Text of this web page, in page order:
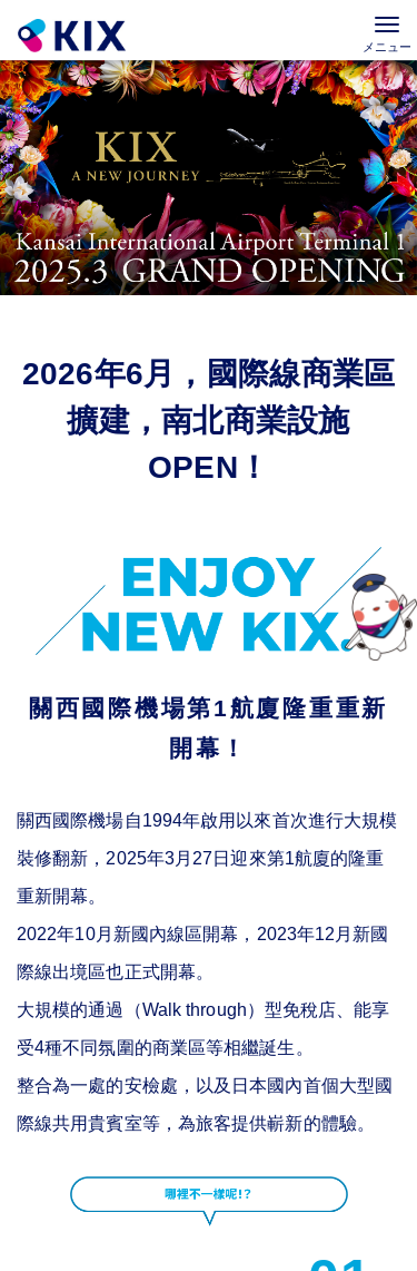
メニュー
2026年6月，國際線商業區
擴建，南北商業設施
OPEN！
關西國際機場第1航廈隆重重新
開幕！
關西國際機場自1994年啟用以來首次進行大規模
裝修翻新，2025年3月27日迎來第1航廈的隆重
重新開幕。
2022年10月新國內線區開幕，2023年12月新國
際線出境區也正式開幕。
大規模的通過（Walk through）型免稅店、能享
受4種不同氛圍的商業區等相繼誕生。
整合為一處的安檢處，以及日本國內首個大型國
際線共用貴賓室等，為旅客提供嶄新的體驗。